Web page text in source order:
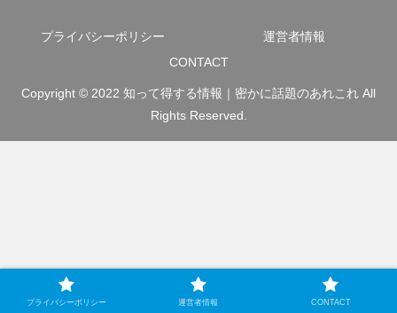
プライバシーポリシー
運営者情報
CONTACT
Copyright © 2022 知って得する情報｜密かに話題のあれこれ All
Rights Reserved.
プライバシーポリシー 運営者情報 CONTACT